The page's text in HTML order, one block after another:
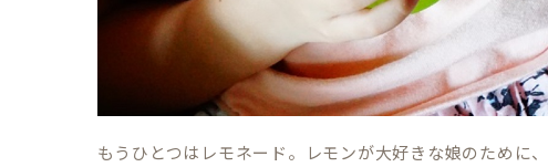
もうひとつはレモネード。レモンが大好きな娘のために